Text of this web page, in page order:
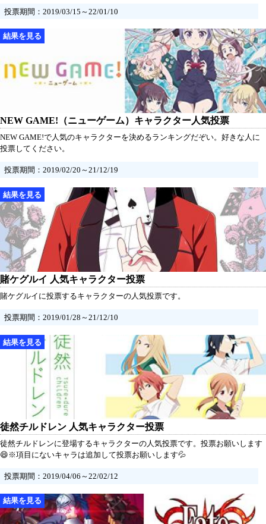
投票期間：2019/03/15～22/01/10
NEW GAME!（ニューゲーム）キャラクター人気投票
NEW GAME!で人気のキャラクターを決めるランキングだぞい。好きな人に
投票してください。
投票期間：2019/02/20～21/12/19
賭ケグルイ 人気キャラクター投票
賭ケグルイに投票するキャラクターの人気投票です。
投票期間：2019/01/28～21/12/10
徒然チルドレン 人気キャラクター投票
徒然チルドレンに登場するキャラクターの人気投票です。投票お願いします
😄※項目にないキャラは追加して投票お願いします💦
投票期間：2019/04/06～22/02/12